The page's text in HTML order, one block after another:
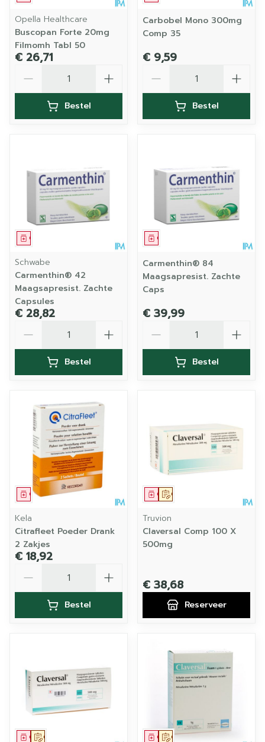
Opella Healthcare
Buscopan Forte 20mg
Filmomh Tabl 50
€ 26,71
Bestel
Carbobel Mono 300mg
Comp 35
€ 9,59
Bestel
Geneesmiddel
Schwabe
Carmenthin® 42
Maagsapresist. Zachte
Capsules
€ 28,82
Bestel
Geneesmiddel
Carmenthin® 84
Maagsapresist. Zachte
Caps
€ 39,99
Bestel
Geneesmiddel
Kela
Citrafleet Poeder Drank
2 Zakjes
€ 18,92
Bestel
Op voorschrift
Geneesmiddel
Truvion
Claversal Comp 100 X
500mg
€ 38,68
Reserveer
Op voorschrift
Geneesmiddel Op voorschrift
Geneesmiddel